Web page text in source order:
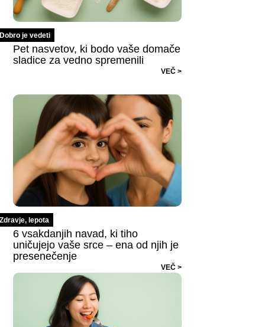
Dobro je vedeti
Pet nasvetov, ki bodo vaše domače
sladice za vedno spremenili
VEČ >
Zdravje, lepota
6 vsakdanjih navad, ki tiho
uničujejo vaše srce – ena od njih je
presenečenje
VEČ >